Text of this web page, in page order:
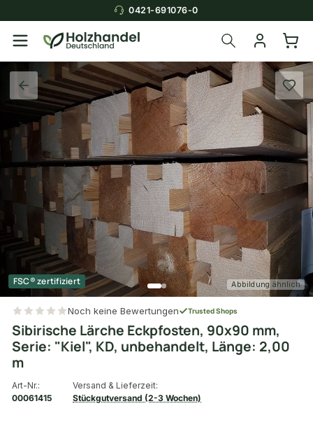
0421-691076-0
FSC® zertifiziert Abbildung ähnlich
Noch keine Bewertungen Trusted Shops
Sibirische Lärche Eckpfosten, 90x90 mm,
Serie: "Kiel", KD, unbehandelt, Länge: 2,00
m
Art-Nr.:
00061415
Versand & Lieferzeit:
Stückgutversand (2-3 Wochen)